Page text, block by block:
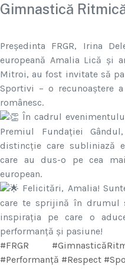
Gimnastică
Președinta FRGR, Irina
europeană Amalia Lică și
Mitroi, au fost invitate să
Sportivi – o recunoaștere
românesc.
În cadrul
Premiul Fundației
distincție care subliniază
care au dus-o pe cea
european.
Felicitări, Amalia!
care te sprijină în drumul
inspirația pe care o
performanță și pasiune!
#FRGR
#Performanță #Respect